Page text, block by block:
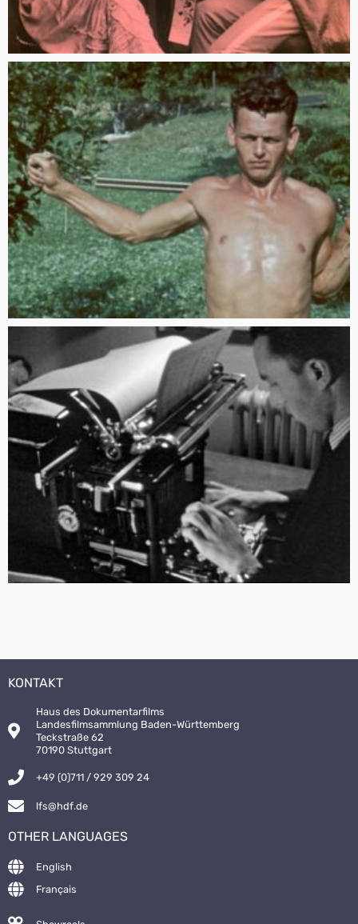
KONTAKT
Haus des Dokumentarfilms
Landesfilmsammlung Baden-Württemberg
Teckstraße 62
70190 Stuttgart
+49 (0)711 / 929 309 24
lfs@hdf.de
OTHER LANGUAGES
English
Français